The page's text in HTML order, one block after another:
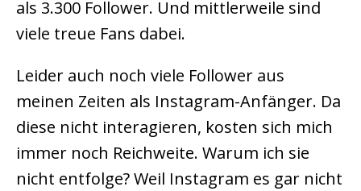
als 3.300 Follower. Und mittlerweile sind
viele treue Fans dabei.
Leider auch noch viele Follower aus
meinen Zeiten als Instagram-Anfänger. Da
diese nicht interagieren, kosten sich mich
immer noch Reichweite. Warum ich sie
nicht entfolge? Weil Instagram es gar nicht